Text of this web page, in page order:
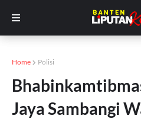
Home Polisi
Jaya Sambangi